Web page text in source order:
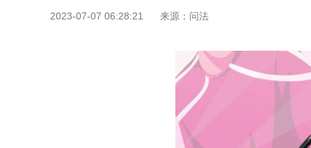
2023-07-07 06:28:21 来源：问法